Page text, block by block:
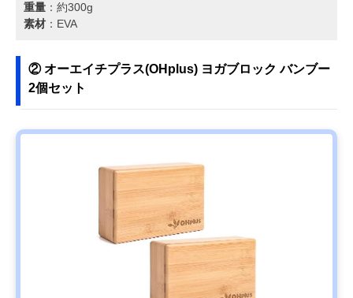
重量 ：約300g
素材 ：EVA
② オーエイチプラス(OHplus) ヨガブロック バンブー
2個セット